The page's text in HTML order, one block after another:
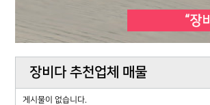
장비다 추천업체 매물
게시물이 없습니다.